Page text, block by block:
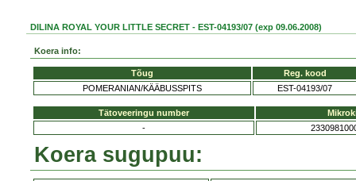
DILINA ROYAL YOUR LITTLE SECRET - EST-04193/07 (exp 09.06.2008)
Koera info:
Tõug
Reg. kood
POMERANIAN/KÄÄBUSSPITS
EST-04193/07
Tätoveeringu number
-
Koera sugupuu: